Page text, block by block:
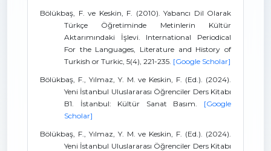
Bölükbaş, F. ve Keskin, F. (2010). Yabancı Dil Olarak
Türkçe Öğretiminde Metinlerin Kültür
Aktarımındaki İşlevi. International Periodical
For the Languages, Literature and History of
Turkish or Turkic, 5(4), 221-235. [Google Scholar]
Bölükbaş, F., Yılmaz, Y. M. ve Keskin, F. (Ed.). (2024).
Yeni İstanbul Uluslararası Öğrenciler Ders Kitabı
B1. İstanbul: Kültür Sanat Basım. [Google
Scholar]
Bölükbaş, F., Yılmaz, Y. M. ve Keskin, F. (Ed.). (2024).
Yeni İstanbul Uluslararası Öğrenciler Ders Kitabı